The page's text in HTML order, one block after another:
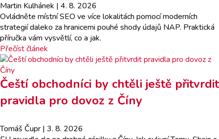
Martin Kulhánek | 4. 8. 2026
Ovládněte místní SEO ve více lokalitách pomocí moderních
strategií daleko za hranicemi pouhé shody údajů NAP. Praktická
příručka vám vysvětlí, co a jak.
Přečíst článek
Čeští obchodníci by chtěli ještě přitvrdit
pravidla pro dovoz z Číny
Tomáš Čupr | 3. 8. 2026